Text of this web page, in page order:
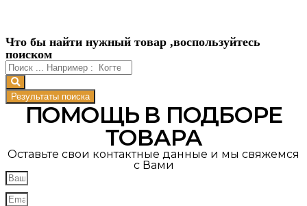
Что бы найти нужный товар ,воспользуйтесь
поиском
Результаты поиска
ПОМОЩЬ В ПОДБОРЕ
ТОВАРА
Оставьте свои контактные данные и мы свяжемся
с Вами